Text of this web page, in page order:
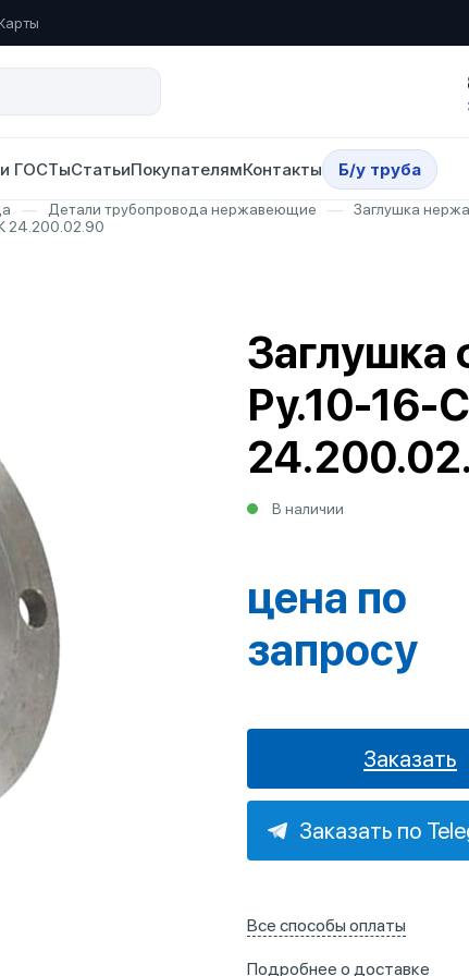
ГОСТыСтатьиПокупателямКонтакты Б/у труба
— Детали трубопровода нержавеющие —
Заглушка
24.200.02.90
Заглушка
Ру.10-16-
В наличии
цена по
запросу
Заказать
Заказать по
Все способы оплаты
Подробнее о доставке